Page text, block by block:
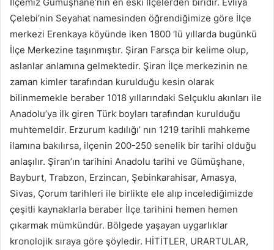
Çelebi’nin Seyahat namesinden öğrendiğimize göre İlçe
merkezi Erenkaya köyünde iken 1800 ‘lü yıllarda bugünkü
İlçe Merkezine taşınmıştır. Şiran Farsça bir kelime olup,
aslanlar anlamına gelmektedir. Şiran İlçe merkezinin ne
zaman kimler tarafından kurulduğu kesin olarak
bilinmemekle beraber 1018 yıllarındaki Selçuklu akınları ile
Anadolu’ya ilk giren Türk boyları tarafından kurulduğu
muhtemeldir. Erzurum kadılığı’ nın 1219 tarihli mahkeme
ilamına bakılırsa, ilçenin 200-250 senelik bir tarihi olduğu
anlaşılır. Şiran’ın tarihini Anadolu tarihi ve Gümüşhane,
Bayburt, Trabzon, Erzincan, Şebinkarahisar, Amasya,
Sivas, Çorum tarihleri ile birlikte ele alıp incelediğimizde
çeşitli kaynaklarla beraber İlçe tarihini hemen hemen
çıkarmak mümkündür. Bölgede yaşayan uygarlıklar
kronolojik sıraya göre şöyledir. HİTİTLER, URARTULAR,